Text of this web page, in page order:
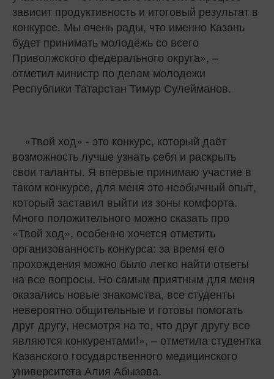
зависит продуктивность и итоговый результат в
конкурсе. Мы очень рады, что именно Казань
будет принимать молодёжь со всего
Приволжского федерального округа», –
отметил министр по делам молодежи
Республики Татарстан Тимур Сулейманов.
«Твой ход» - это конкурс, который даёт
возможность лучше узнать себя и раскрыть
свои таланты. Я впервые принимаю участие в
таком конкурсе, для меня это необычный опыт,
который заставил выйти из зоны комфорта.
Много положительного можно сказать про
«Твой ход», особенно хочется отметить
организованность конкурса: за время его
прохождения можно было легко найти ответы
на все вопросы. Но самым приятным для меня
оказались новые знакомства, все студенты
невероятно общительные и готовы помогать
друг другу, несмотря на то, что друг другу все
являются конкурентами!», – отметила студентка
Казанского государственного медицинского
университета Алия Абызова.